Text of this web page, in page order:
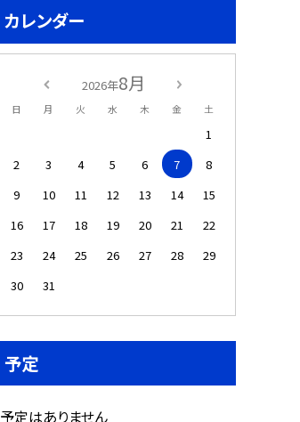
カレンダー
2026年8月
日 月 火 水 木 金 土
1
2
3 4 5 6 7
8
9
10 11 12 13 14
15
16
17 18 19 20 21
22
23
24 25 26 27 28
29
30
31
予定
予定はありません